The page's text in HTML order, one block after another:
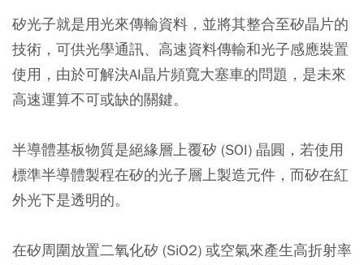
矽光子就是用光來傳輸資料，並將其整合至矽晶片的
技術，可供光學通訊、高速資料傳輸和光子感應裝置
使用，由於可解決AI晶片頻寬大塞車的問題，是未來
高速運算不可或缺的關鍵。
半導體基板物質是絕緣層上覆矽 (SOI) 晶圓，若使用
標準半導體製程在矽的光子層上製造元件，而矽在紅
外光下是透明的。
在矽周圍放置二氧化矽 (SiO2) 或空氣來產生高折射率